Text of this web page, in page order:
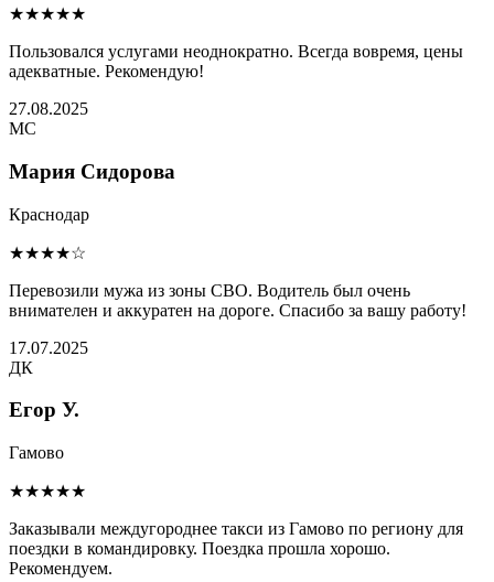
★★★★★
Пользовался услугами неоднократно. Всегда вовремя, цены
адекватные. Рекомендую!
27.08.2025
МС
Мария Сидорова
Краснодар
★★★★☆
Перевозили мужа из зоны СВО. Водитель был очень
внимателен и аккуратен на дороге. Спасибо за вашу работу!
17.07.2025
ДК
Егор У.
Гамово
★★★★★
Заказывали междугороднее такси из Гамово по региону для
поездки в командировку. Поездка прошла хорошо.
Рекомендуем.